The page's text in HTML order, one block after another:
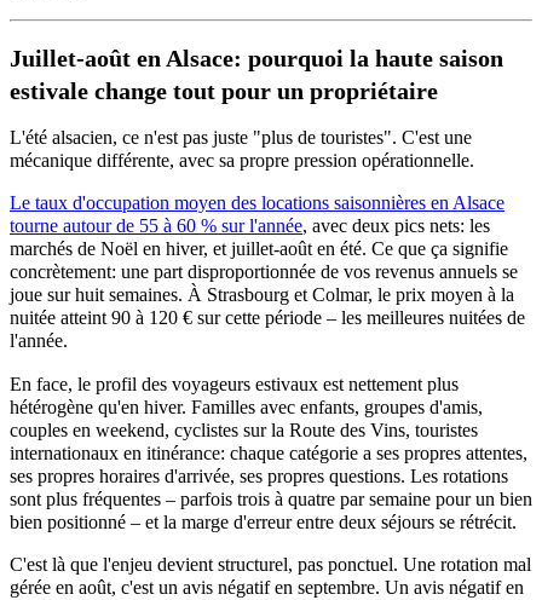
Juillet-août en Alsace: pourquoi la haute saison
estivale change tout pour un propriétaire
L'été alsacien, ce n'est pas juste "plus de touristes". C'est une
mécanique différente, avec sa propre pression opérationnelle.
Le taux d'occupation moyen des locations saisonnières en Alsace
tourne autour de 55 à 60 % sur l'année, avec deux pics nets: les
marchés de Noël en hiver, et juillet-août en été. Ce que ça signifie
concrètement: une part disproportionnée de vos revenus annuels se
joue sur huit semaines. À Strasbourg et Colmar, le prix moyen à la
nuitée atteint 90 à 120 € sur cette période – les meilleures nuitées de
l'année.
En face, le profil des voyageurs estivaux est nettement plus
hétérogène qu'en hiver. Familles avec enfants, groupes d'amis,
couples en weekend, cyclistes sur la Route des Vins, touristes
internationaux en itinérance: chaque catégorie a ses propres attentes,
ses propres horaires d'arrivée, ses propres questions. Les rotations
sont plus fréquentes – parfois trois à quatre par semaine pour un bien
bien positionné – et la marge d'erreur entre deux séjours se rétrécit.
C'est là que l'enjeu devient structurel, pas ponctuel. Une rotation mal
gérée en août, c'est un avis négatif en septembre. Un avis négatif en